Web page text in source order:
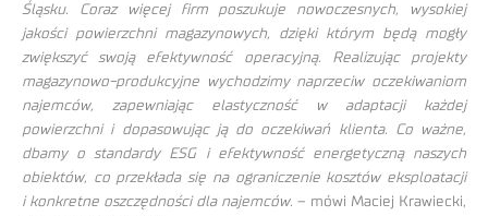
Śląsku. Coraz więcej firm poszukuje nowoczesnych, wysokiej
jakości powierzchni magazynowych, dzięki którym będą mogły
zwiększyć swoją efektywność operacyjną. Realizując projekty
magazynowo-produkcyjne wychodzimy naprzeciw oczekiwaniom
najemców, zapewniając elastyczność w adaptacji każdej
powierzchni i dopasowując ją do oczekiwań klienta. Co ważne,
dbamy o standardy ESG i efektywność energetyczną naszych
obiektów, co przekłada się na ograniczenie kosztów eksploatacji
i konkretne oszczędności dla najemców. – mówi Maciej Krawiecki,